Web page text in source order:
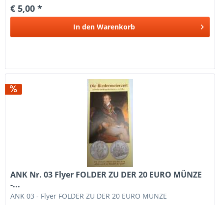
€ 5,00 *
In den Warenkorb
ANK Nr. 03 Flyer FOLDER ZU DER 20 EURO MÜNZE
-...
ANK 03 - Flyer FOLDER ZU DER 20 EURO MÜNZE